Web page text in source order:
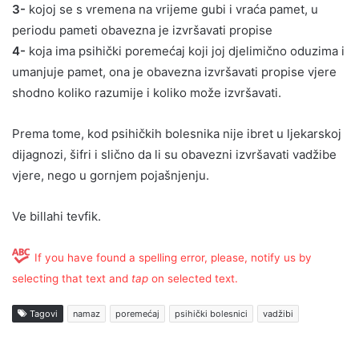
3- kojoj se s vremena na vrijeme gubi i vraća pamet, u
periodu pameti obavezna je izvršavati propise
4- koja ima psihički poremećaj koji joj djelimično oduzima i
umanjuje pamet, ona je obavezna izvršavati propise vjere
shodno koliko razumije i koliko može izvršavati.
Prema tome, kod psihičkih bolesnika nije ibret u ljekarskoj
dijagnozi, šifri i slično da li su obavezni izvršavati vadžibe
vjere, nego u gornjem pojašnjenju.
Ve billahi tevfik.
If you have found a spelling error, please, notify us by
selecting that text and tap on selected text.
Tagovi namaz poremećaj psihički bolesnici vadžibi